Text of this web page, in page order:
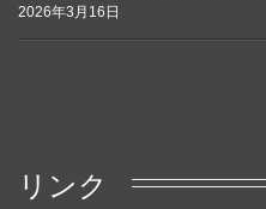
2026年3月16日
リンク